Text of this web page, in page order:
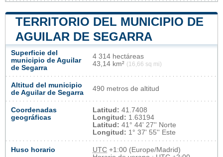
TERRITORIO DEL MUNICIPIO DE
AGUILAR DE SEGARRA
Superficie del
municipio de Aguilar
de Segarra
4 314 hectáreas
43,14 km² (16,66 sq mi)
Altitud del municipio
de Aguilar de Segarra
490 metros de altitud
Coordenadas
geográficas
Latitud: 41.7408
Longitud: 1.63194
Latitud: 41° 44' 27'' Norte
Longitud: 1° 37' 55'' Este
Huso horario UTC +1:00 (Europe/Madrid)